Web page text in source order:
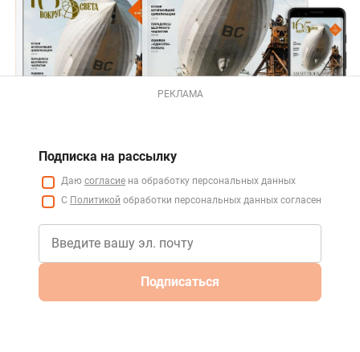
РЕКЛАМА
Подписка на рассылку
Даю согласие на обработку персональных данных
С Политикой обработки персональных данных согласен
Подписаться